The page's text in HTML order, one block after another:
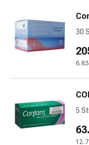
Nase
Magen-
Darm
&
30
5